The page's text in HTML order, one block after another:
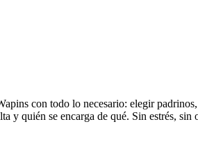
con todo lo necesario: elegir
y quién se encarga de qué. Sin estrés, sin